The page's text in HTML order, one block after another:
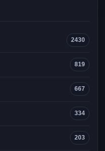
2430
819
667
334
203